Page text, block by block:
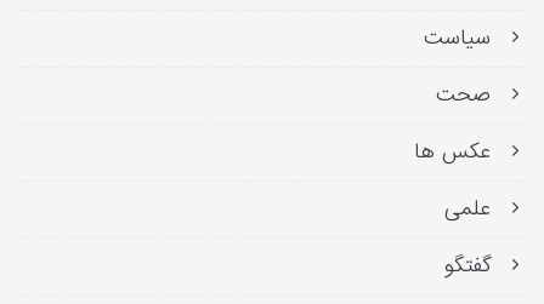
سیاست
صحت
عکس ها
علمی
گفتگو